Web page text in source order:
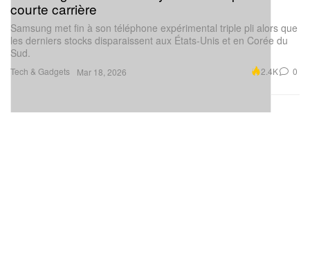
Tech & Gadgets
courte carrière
Samsung met fin à son téléphone expérimental triple pli alors que
les derniers stocks disparaissent aux États‑Unis et en Corée du
Sud.
Mar 18, 2026 2.4K 0